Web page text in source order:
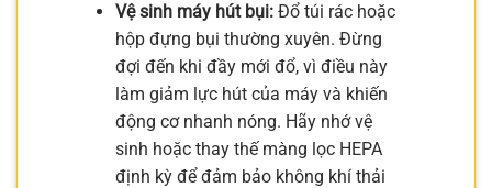
Vệ sinh máy hút bụi:Đổ túi rác hoặc
hộp đựng bụi thường xuyên. Đừng
đợi đến khi đầy mới đổ, vì điều này
làm giảm lực hút của máy và khiến
động cơ nhanh nóng. Hãy nhớ vệ
sinh hoặc thay thế màng lọc HEPA
định kỳ để đảm bảo không khí thải